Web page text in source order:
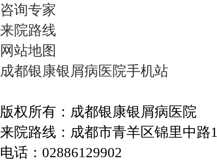
咨询专家
来院路线
网站地图
成都银康银屑病医院手机站
版权所有：成都银康银屑病医院
来院路线：成都市青羊区锦里中
电话：02886129902